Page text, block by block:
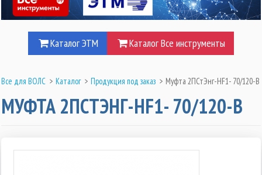
Каталог ЭТМ Каталог Все инструменты
Все для ВОЛС > Каталог > Продукция под заказ > Муфта 2ПСтЭнг-HF1- 70/120-В
МУФТА 2ПСТЭНГ-HF1- 70/120-В